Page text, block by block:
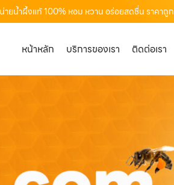
ายน้ำผึ้งแท้ 100% หอม หวาน อร่อยสดชื่น ราคาถูก
หน้าหลัก บริการของเรา ติดต่อเรา